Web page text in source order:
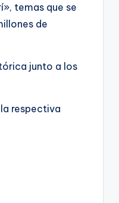
temas que se
de
junto a los
respectiva